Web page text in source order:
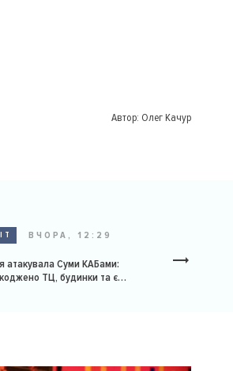
Автор: Олег Качур
ВЧОРА, 12:29
атакувала Суми КАБами:
ТЦ, будинки та є